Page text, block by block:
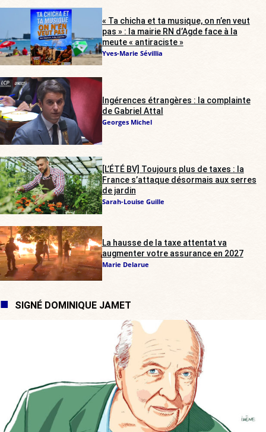
« Ta chicha et ta musique, on n’en veut
pas » : la mairie RN d’Agde face à la
meute « antiraciste »
Yves-Marie Sévillia
Ingérences étrangères : la complainte
de Gabriel Attal
Georges Michel
[L’ÉTÉ BV] Toujours plus de taxes : la
France s’attaque désormais aux serres
de jardin
Sarah-Louise Guille
La hausse de la taxe attentat va
augmenter votre assurance en 2027
Marie Delarue
SIGNÉ DOMINIQUE JAMET